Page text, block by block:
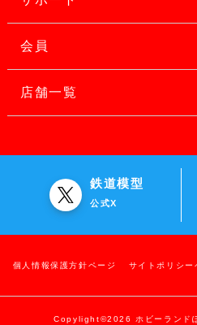
会員
店舗一覧
鉄道模型
公式X
個人情報保護方針ページ サイトポリシー
Copylight©2026 ホビーラン